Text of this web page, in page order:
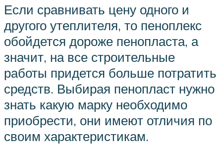
Если сравнивать цену одного и
другого утеплителя, то пеноплекс
обойдется дороже пенопласта, а
значит, на все строительные
работы придется больше потратить
средств. Выбирая пенопласт нужно
знать какую марку необходимо
приобрести, они имеют отличия по
своим характеристикам.